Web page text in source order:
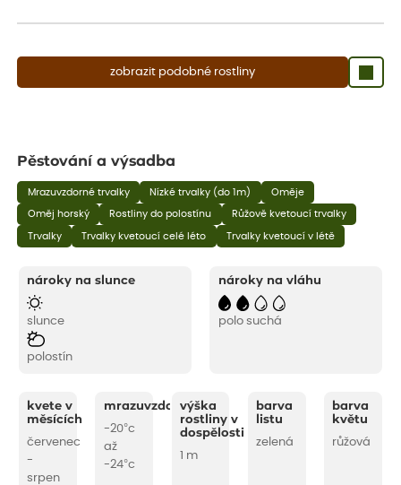
zobrazit podobné rostliny
Pěstování a výsadba
Mrazuvzdorné trvalky Nízké trvalky (do 1m) Oměje
Oměj horský Rostliny do polostínu Růžově kvetoucí trvalky
Trvalky Trvalky kvetoucí celé léto Trvalky kvetoucí v létě
nároky na slunce
slunce
polostín
nároky na vláhu
polo suchá
kvete v
měsících
červenec
-
srpen
mrazuvzdornost
-20°c
až
-24°c
výška
rostliny v
dospělosti
1 m
barva
listu
zelená
barva
květu
růžová